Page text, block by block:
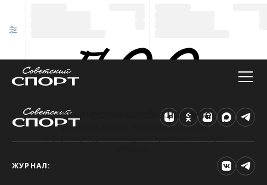
Техническая ошибка на сайте
Произошла ошибка. Чтобы найти нужную
ЖУРНАЛ: